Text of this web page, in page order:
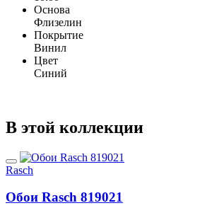
Основа
Флизелин
Покрытие
Винил
Цвет
Синий
В этой коллекции
Rasch
Обои Rasch 819021